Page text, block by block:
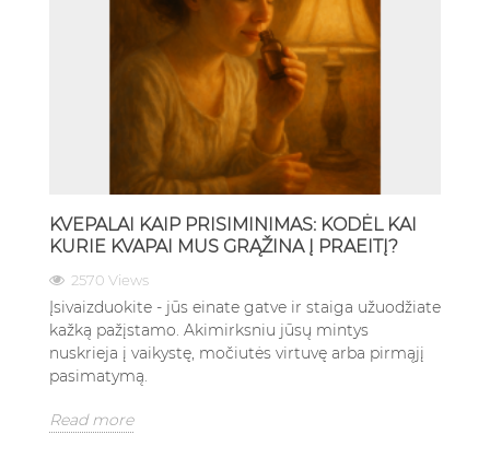
KVEPALAI KAIP PRISIMINIMAS: KODĖL KAI
KURIE KVAPAI MUS GRĄŽINA Į PRAEITĮ?
2570 Views
Įsivaizduokite - jūs einate gatve ir staiga užuodžiate
kažką pažįstamo. Akimirksniu jūsų mintys
nuskrieja į vaikystę, močiutės virtuvę arba pirmąjį
pasimatymą.
Read more